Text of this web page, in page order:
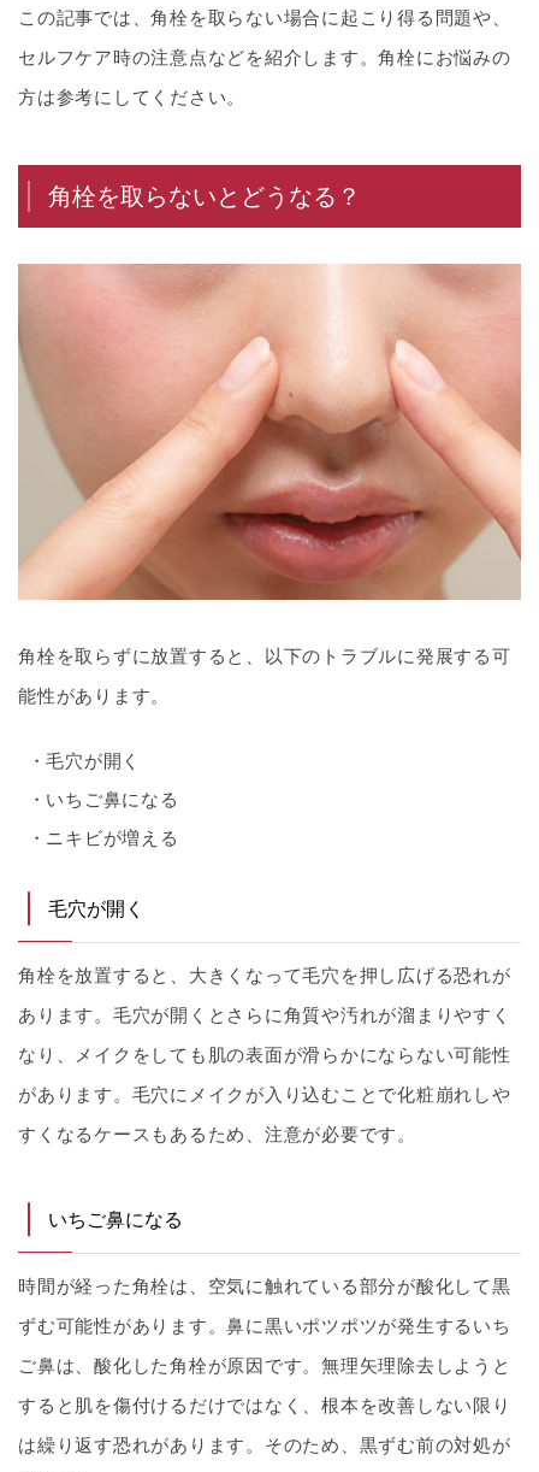
この記事では、角栓を取らない場合に起こり得る問題や、
セルフケア時の注意点などを紹介します。角栓にお悩みの
方は参考にしてください。
角栓を取らないとどうなる？
角栓を取らずに放置すると、以下のトラブルに発展する可
能性があります。
毛穴が開く
いちご鼻になる
ニキビが増える
毛穴が開く
角栓を放置すると、大きくなって毛穴を押し広げる恐れが
あります。毛穴が開くとさらに角質や汚れが溜まりやすく
なり、メイクをしても肌の表面が滑らかにならない可能性
があります。毛穴にメイクが入り込むことで化粧崩れしや
すくなるケースもあるため、注意が必要です。
いちご鼻になる
時間が経った角栓は、空気に触れている部分が酸化して黒
ずむ可能性があります。鼻に黒いポツポツが発生するいち
ご鼻は、酸化した角栓が原因です。無理矢理除去しようと
すると肌を傷付けるだけではなく、根本を改善しない限り
は繰り返す恐れがあります。そのため、黒ずむ前の対処が